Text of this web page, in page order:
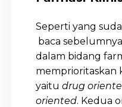
Seperti yang
baca
dalam bidang
memprioritaskan
yaitu drug
oriented. Kedua